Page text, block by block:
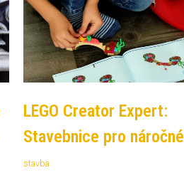
LEGO Creator Expert:
Stavebnice pro náročné
stavba